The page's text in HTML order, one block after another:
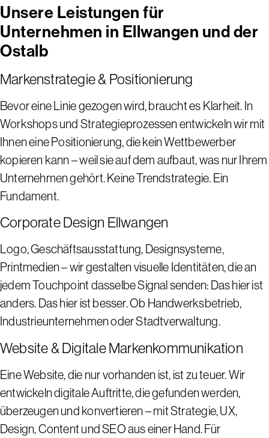
Unsere Leistungen für
Unternehmen in Ellwangen und der
Ostalb
Markenstrategie & Positionierung
Bevor eine Linie gezogen wird, braucht es Klarheit. In
Workshops und Strategieprozessen entwickeln wir mit
Ihnen eine Positionierung, die kein Wettbewerber
kopieren kann – weil sie auf dem aufbaut, was nur Ihrem
Unternehmen gehört. Keine Trendstrategie. Ein
Fundament.
Corporate Design Ellwangen
Logo, Geschäftsausstattung, Designsysteme,
Printmedien – wir gestalten visuelle Identitäten, die an
jedem Touchpoint dasselbe Signal senden: Das hier ist
anders. Das hier ist besser. Ob Handwerksbetrieb,
Industrieunternehmen oder Stadtverwaltung.
Website & Digitale Markenkommunikation
Eine Website, die nur vorhanden ist, ist zu teuer. Wir
entwickeln digitale Auftritte, die gefunden werden,
überzeugen und konvertieren – mit Strategie, UX,
Design, Content und SEO aus einer Hand. Für